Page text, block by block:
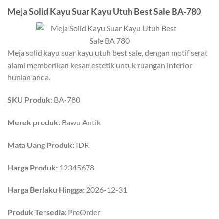
Meja Solid Kayu Suar Kayu Utuh Best Sale BA-780
Meja solid kayu suar kayu utuh best sale, dengan motif serat
alami memberikan kesan estetik untuk ruangan interior
hunian anda.
SKU Produk: BA-780
Merek produk: Bawu Antik
Mata Uang Produk: IDR
Harga Produk: 12345678
Harga Berlaku Hingga: 2026-12-31
Produk Tersedia: PreOrder